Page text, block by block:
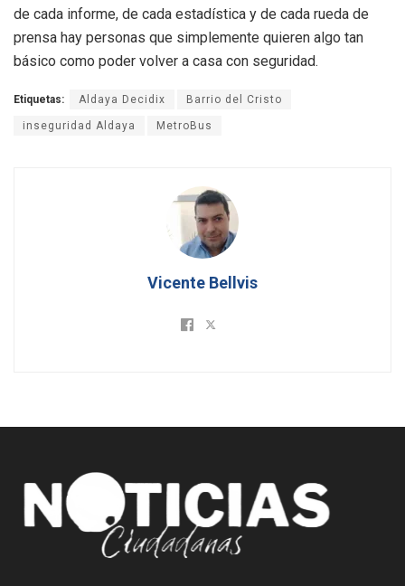
de cada informe, de cada estadística y de cada rueda de
prensa hay personas que simplemente quieren algo tan
básico como poder volver a casa con seguridad.
Etiquetas: Aldaya Decidix Barrio del Cristo
inseguridad Aldaya MetroBus
Vicente Bellvis